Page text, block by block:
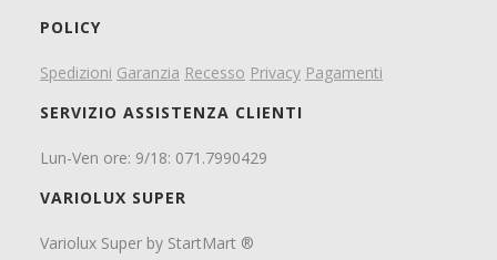
POLICY
Spedizioni Garanzia Recesso Privacy Pagamenti
SERVIZIO ASSISTENZA CLIENTI
Lun-Ven ore: 9/18: 071.7990429
VARIOLUX SUPER
Variolux Super by StartMart ®